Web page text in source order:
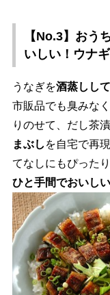
【No.3】おう
いしい！ウナ
うなぎを酒蒸しし
市販品でも臭みな
りのせて、だし茶
まぶし を自宅で再
てなしにもぴった
ひと手間でおいし